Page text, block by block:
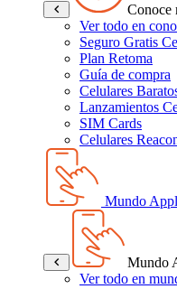
Conoce
Ver todo en
Seguro Gratis
Plan Retoma
Guía de compra
Celulares
Lanzamientos
SIM Cards
Celulares
Mundo
Mundo
Ver todo en